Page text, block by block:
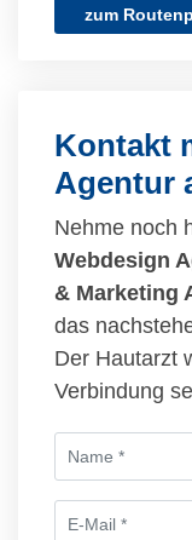
zum
Kontakt
Agentur
Nehme noch
Webdesign
& Marketing
das
Der Hautarzt
Verbindung